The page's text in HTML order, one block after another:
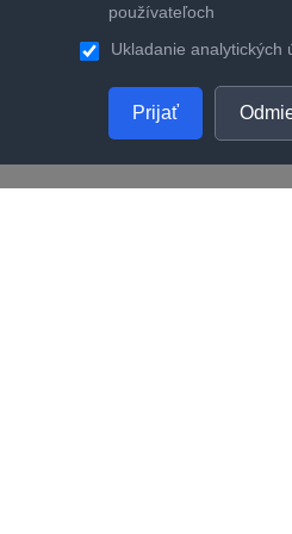
používateľoch
Ukladanie analytických
Prijať